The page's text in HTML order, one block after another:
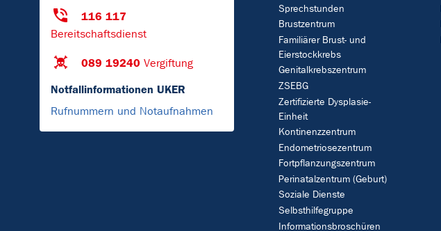
116 117
Bereitschaftsdienst
089 19240 Vergiftung
Notfallinformationen UKER
Rufnummern und Notaufnahmen
Sprechstunden
Brustzentrum
Familiärer Brust- und
Eierstockkrebs
Genitalkrebszentrum
ZSEBG
Zertifizierte Dysplasie-
Einheit
Kontinenzzentrum
Endometriosezentrum
Fortpflanzungszentrum
Perinatalzentrum (Geburt)
Soziale Dienste
Selbsthilfegruppe
Informationsbroschüren